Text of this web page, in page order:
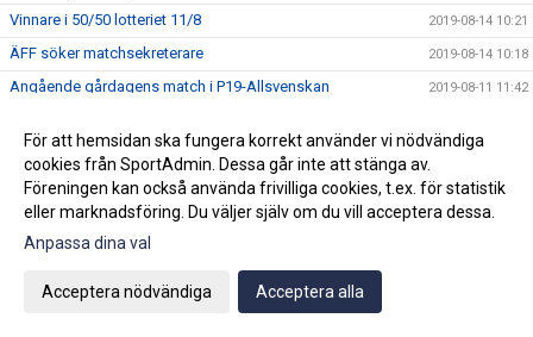
Vinnare i 50/50 lotteriet 11/8 2019-08-14 10:21
ÄFF söker matchsekreterare 2019-08-14 10:18
Angående gårdagens match i P19-Allsvenskan 2019-08-11 11:42
Klubbchefen Helena Wennerström presenterar sig 2019-08-07 08:52
FitLine är ny samarbetspartner 2019-08-03 14:21
ÄFF söker matchsekreterare 2019-08-01 13:00
Flera lag drar igång igen
Bemanning på våra kanslier i sommar
För att hemsidan ska fungera korrekt använder vi nödvändiga
cookies från SportAdmin. Dessa går inte att stänga av.
Föreningen kan också använda frivilliga cookies, t.ex. för statistik
eller marknadsföring. Du väljer själv om du vill acceptera dessa.
Anpassa dina val
Acceptera nödvändiga Acceptera alla